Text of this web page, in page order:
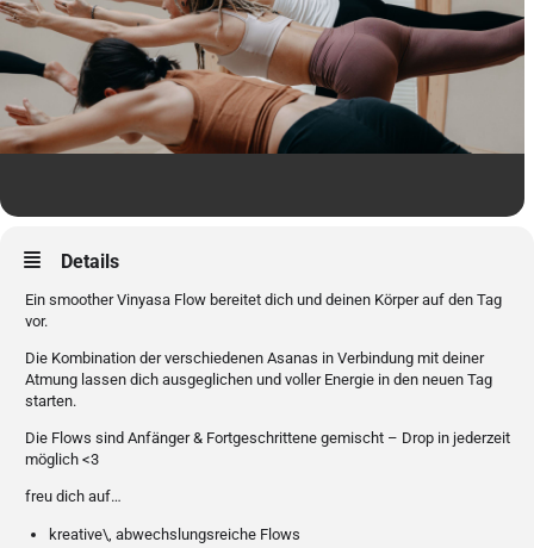
Details
Ein smoother Vinyasa Flow bereitet dich und deinen Körper auf den Tag
vor.
Die Kombination der verschiedenen Asanas in Verbindung mit deiner
Atmung lassen dich ausgeglichen und voller Energie in den neuen Tag
starten.
Die Flows sind Anfänger & Fortgeschrittene gemischt – Drop in jederzeit
möglich <3
freu dich auf…
kreative\, abwechslungsreiche Flows